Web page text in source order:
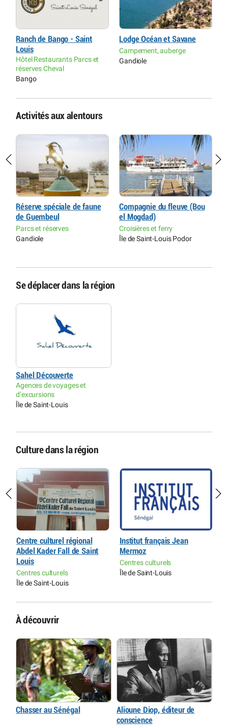
Ranch de Bango - Saint
Louis
Hôtel Restaurants Parcs et
réserves Cheval
Bango
Lodge Océan et Savane
Campement, auberge
Gandiole
Activités aux alentours
Réserve spéciale de faune
de Guembeul
Parcs et réserves
Gandiole
Compagnie du fleuve (Bou
el Mogdad)
Croisières et ferry
Île de Saint-Louis Podor
Se déplacer dans la région
Sahel Découverte
Agences de voyages et
d’excursions
Île de Saint-Louis
Culture dans la région
Centre culturel régional
Abdel Kader Fall de Saint
Louis
Centres culturels
Île de Saint-Louis
Institut français Jean
Mermoz
Centres culturels
Île de Saint-Louis
À découvrir
Chasser au Sénégal
Alioune Diop, éditeur de
conscience